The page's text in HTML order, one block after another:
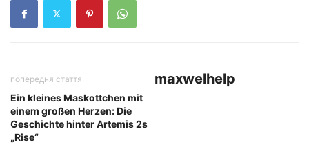
попередня стаття
Ein kleines Maskottchen mit
einem großen Herzen: Die
Geschichte hinter Artemis 2s
„Rise“
maxwelhelp